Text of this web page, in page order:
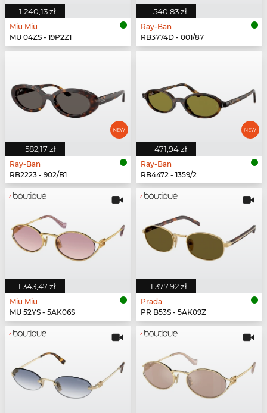
1 240,13 zł
Miu Miu
MU 04ZS - 19P2Z1
540,83 zł
Ray-Ban
RB3774D - 001/87
582,17 zł
Ray-Ban
RB2223 - 902/B1
471,94 zł
Ray-Ban
RB4472 - 1359/2
1 343,47 zł
Miu Miu
MU 52YS - 5AK06S
1 377,92 zł
Prada
PR B53S - 5AK09Z